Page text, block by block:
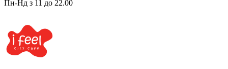
Пн-Нд з 11 до 22.00